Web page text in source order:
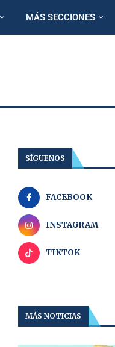
MÁS SECCIONES
SÍGUENOS
FACEBOOK
INSTAGRAM
TIKTOK
MÁS NOTICIAS